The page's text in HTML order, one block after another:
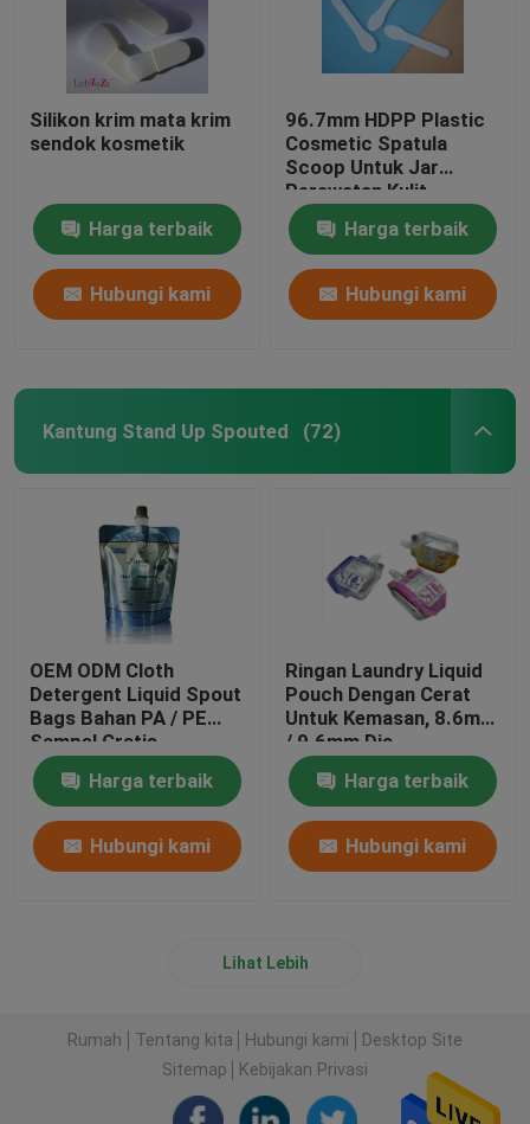
Silikon krim mata krim
sendok kosmetik
Harga terbaik
Hubungi kami
96.7mm HDPP Plastic
Cosmetic Spatula
Scoop Untuk Jar
Perawatan Kulit
Harga terbaik
Hubungi kami
Kantung Stand Up Spouted (72)
OEM ODM Cloth
Detergent Liquid Spout
Bags Bahan PA / PE
Sampel Gratis
Harga terbaik
Hubungi kami
Ringan Laundry Liquid
Pouch Dengan Cerat
Untuk Kemasan, 8.6mm
/ 9.6mm Dia
Harga terbaik
Hubungi kami
Lihat Lebih
Rumah Tentang kita Hubungi kami
Desktop Site
Sitemap
Kebijakan Privasi